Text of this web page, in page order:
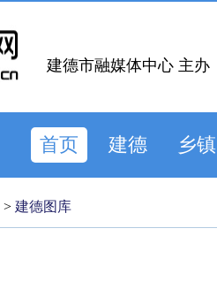
建德市融媒体中心 主办
首页 建德 乡镇
> 建德图库